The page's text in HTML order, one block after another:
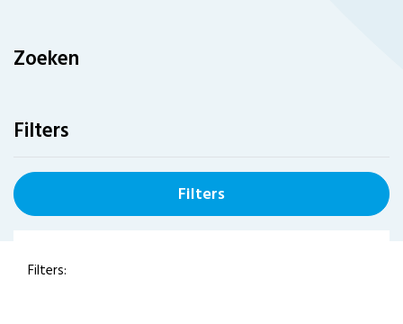
Zoeken
Filters
Filters
Filters: